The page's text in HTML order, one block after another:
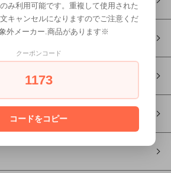
コスメ-
み利用可能です。重複して使用された
キャンセルになりますのでご注意くだ
外メーカー.商品があります※
クーポンコード
1173
コードをコピー